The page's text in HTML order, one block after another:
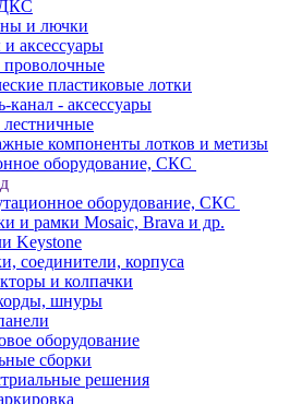
и лючки
аксессуары
пластиковые лотки
канал - аксессуары
компоненты лотков и метизы
оборудование, СКС
оборудование, СКС
и рамки Mosaic, Brava и др.
Keystone
соединители, корпуса
и колпачки
шнуры
оборудование
сборки
решения